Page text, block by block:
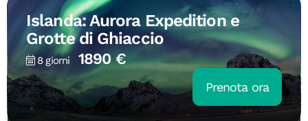
Islanda: Aurora Expedition e
Grotte di Ghiaccio
8 giorni 1890 €
Prenota ora